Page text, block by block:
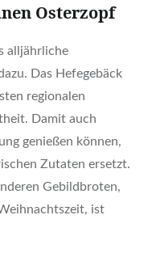
Osterzopf
alljährliche
Das Hefegebäck
regionalen
Damit auch
genießen können,
Zutaten ersetzt.
Gebildbroten,
ist